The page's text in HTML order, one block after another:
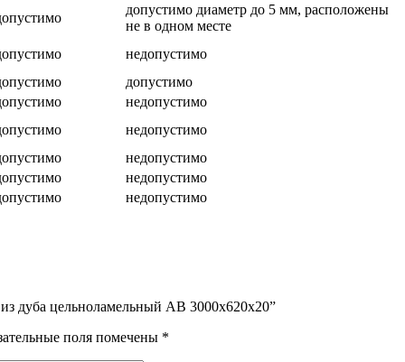
допустимо диаметр до 5 мм, расположены
не в одном месте
недопустимо
допустимо
недопустимо
недопустимо
недопустимо
недопустимо
недопустимо
дуба цельноламельный АВ 3000х620х20”
поля помечены *